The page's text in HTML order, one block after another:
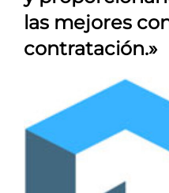
las mejores
contratación.»